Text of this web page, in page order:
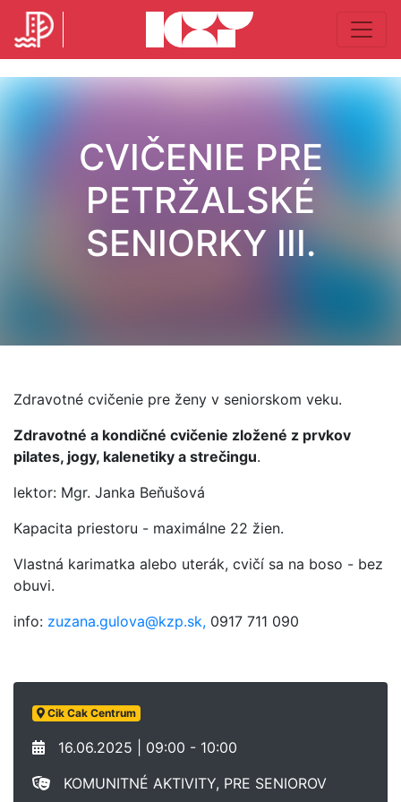
CVIČENIE PRE
PETRŽALSKÉ
SENIORKY III.
Zdravotné cvičenie pre ženy v seniorskom veku.
Zdravotné a kondičné cvičenie zložené z prvkov
pilates, jogy, kalenetiky a strečingu.
lektor: Mgr. Janka Beňušová
Kapacita priestoru - maximálne 22 žien.
Vlastná karimatka alebo uterák, cvičí sa na boso - bez
obuvi.
info: zuzana.gulova@kzp.sk, 0917 711 090
Cik Cak Centrum
16.06.2025 | 09:00 - 10:00
KOMUNITNÉ AKTIVITY, PRE SENIOROV